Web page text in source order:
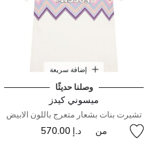
إضافة سريعة
وصلنا حديثًا
ميسوني كيدز
تشيرت بنات بشعار متعرج باللون الابيض
من د.إ 570.00